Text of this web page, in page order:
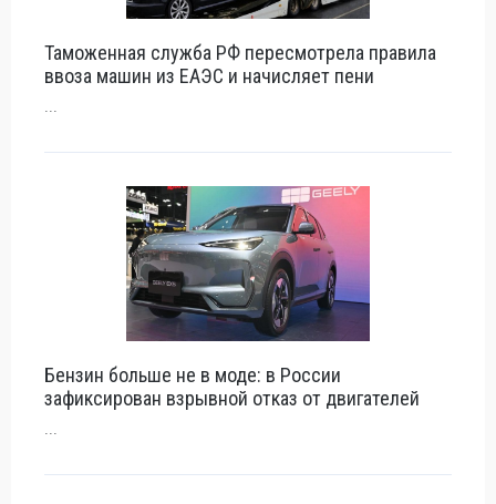
Таможенная служба РФ пересмотрела правила
ввоза машин из ЕАЭС и начисляет пени
Бензин больше не в моде: в России
зафиксирован взрывной отказ от двигателей